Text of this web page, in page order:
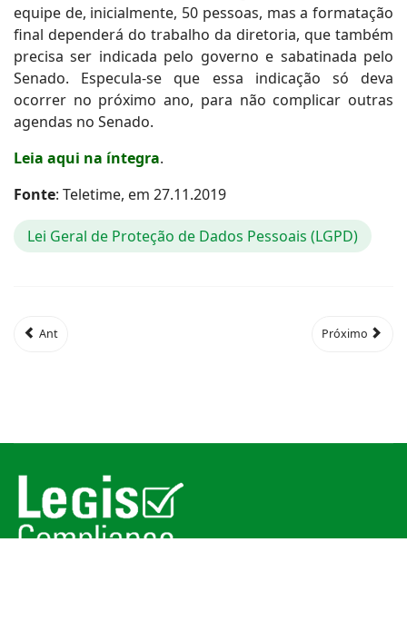
equipe de, inicialmente, 50 pessoas, mas a formatação
final dependerá do trabalho da diretoria, que também
precisa ser indicada pelo governo e sabatinada pelo
Senado. Especula-se que essa indicação só deva
ocorrer no próximo ano, para não complicar outras
agendas no Senado.
Leia aqui na íntegra.
Fonte: Teletime, em 27.11.2019
Lei Geral de Proteção de Dados Pessoais (LGPD)
Ant Próximo